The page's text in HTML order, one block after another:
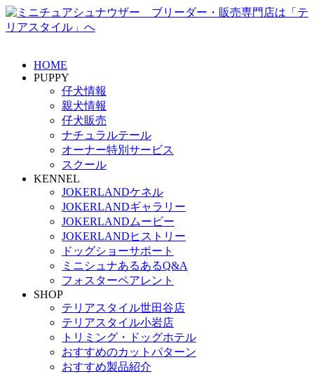
HOME
PUPPY
仔犬情報
親犬情報
仔犬販売
ナチュラルテール
オーナー特別サービス
スクール
KENNEL
JOKERLANDケネル
JOKERLANDギャラリー
JOKERLANDムービー
JOKERLANDヒストリー
ドッグショーサポート
ミニシュナあるあるQ&A
フォスターペアレント
SHOP
テリアスタイル世田谷店
テリアスタイル小岩店
トリミング・ドッグホテル
おすすめのカットパターン
おすすめ製品紹介